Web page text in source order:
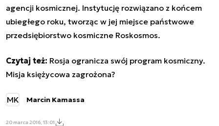
agencji kosmicznej. Instytucję rozwiązano z końcem
ubiegłego roku, tworząc w jej miejsce państwowe
przedsiębiorstwo kosmiczne Roskosmos.
Czytaj też: Rosja ogranicza swój program kosmiczny.
Misja księżycowa zagrożona?
MK Marcin Kamassa
20 marca 2016, 13:01